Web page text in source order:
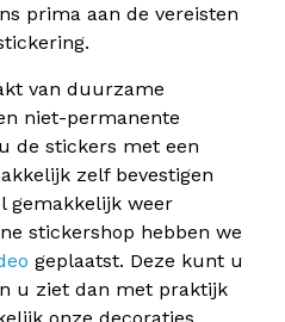
prima aan de vereisten
van duurzame
niet-permanente
de stickers met een
zelf bevestigen
gemakkelijk weer
stickershop hebben we
geplaatst. Deze kunt u
u ziet dan met praktijk